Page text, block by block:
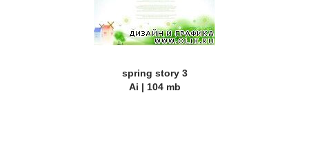
spring story 3
Ai | 104 mb